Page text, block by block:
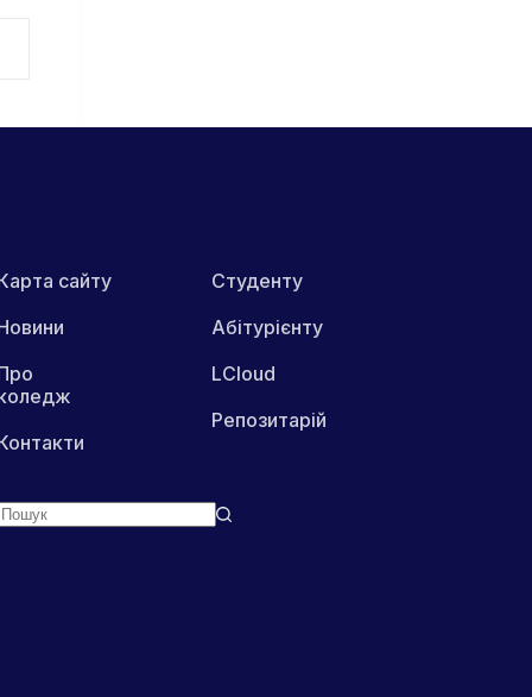
сайту
Студенту
Абітурієнту
LCloud
Репозитарій